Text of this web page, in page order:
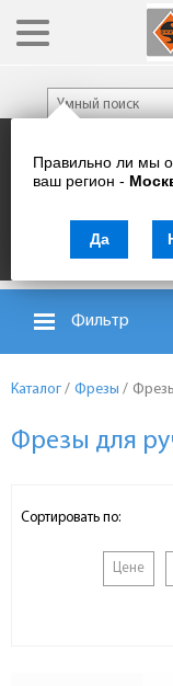
Правильно ли мы
ваш регион -
Да
Каталог
Фильтр
Каталог / Фрезы /
Фрезы для
Сортировать по:
Цене